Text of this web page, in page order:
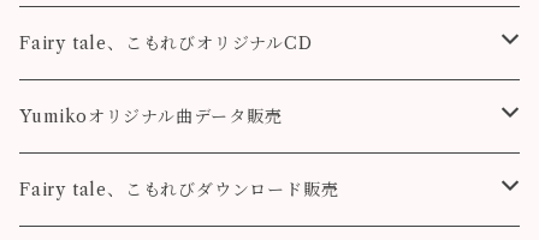
Fairy tale、こもれびオリジナルCD
Fairy tale
こもれび
Yumikoオリジナル曲データ販売
Pleasure
Fairy tale、こもれびダウンロード販売